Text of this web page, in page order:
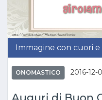
Immagine con cuori e
ONOMASTICO 2016-12-